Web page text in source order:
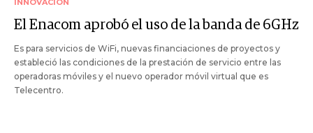
INNOVACIÓN
El Enacom aprobó el uso de la banda de 6GHz
Es para servicios de WiFi, nuevas financiaciones de proyectos y
estableció las condiciones de la prestación de servicio entre las
operadoras móviles y el nuevo operador móvil virtual que es
Telecentro.